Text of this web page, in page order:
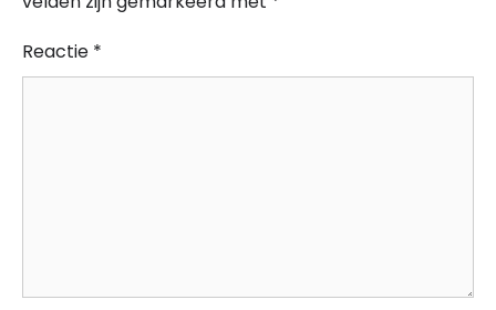
Reactie *